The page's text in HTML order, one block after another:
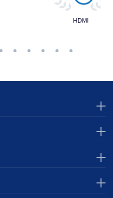
HDMI